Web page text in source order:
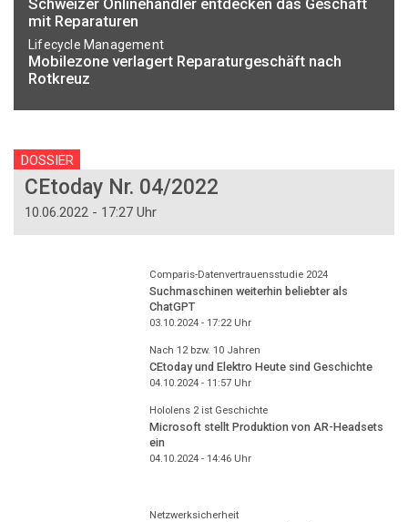
Schweizer Onlinehändler entdecken das Geschäft
mit Reparaturen
Lifecycle Management
Mobilezone verlagert Reparaturgeschäft nach
Rotkreuz
DOSSIER
CEtoday Nr. 04/2022
10.06.2022 - 17:27 Uhr
Comparis-Datenvertrauensstudie 2024
Suchmaschinen weiterhin beliebter als
ChatGPT
03.10.2024 - 17:22Uhr
Nach 12 bzw. 10 Jahren
CEtoday und Elektro Heute sind Geschichte
04.10.2024 - 11:57Uhr
Hololens 2 ist Geschichte
Microsoft stellt Produktion von AR-Headsets
ein
04.10.2024 - 14:46Uhr
Netzwerksicherheit